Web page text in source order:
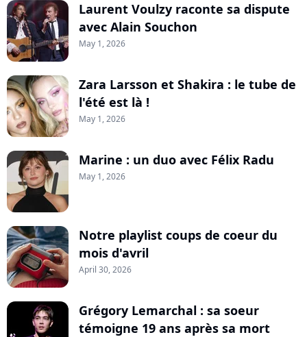
Laurent Voulzy raconte sa dispute
avec Alain Souchon
May 1, 2026
Zara Larsson et Shakira : le tube de
l'été est là !
May 1, 2026
Marine : un duo avec Félix Radu
May 1, 2026
Notre playlist coups de coeur du
mois d'avril
April 30, 2026
Grégory Lemarchal : sa soeur
témoigne 19 ans après sa mort